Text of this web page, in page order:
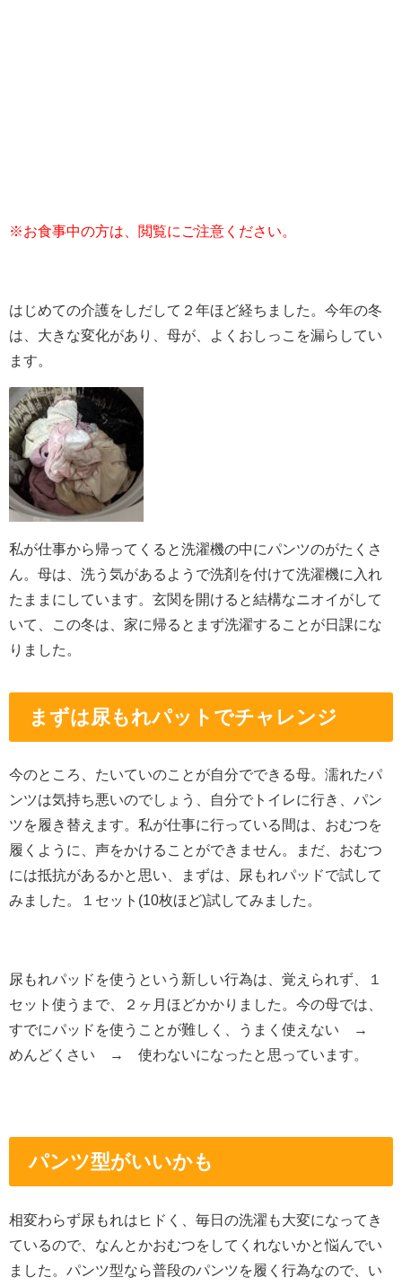
※お食事中の方は、閲覧にご注意ください。
はじめての介護をしだして２年ほど経ちました。今年の冬
は、大きな変化があり、母が、よくおしっこを漏らしてい
ます。
私が仕事から帰ってくると洗濯機の中にパンツのがたくさ
ん。母は、洗う気があるようで洗剤を付けて洗濯機に入れ
たままにしています。玄関を開けると結構なニオイがして
いて、この冬は、家に帰るとまず洗濯することが日課にな
りました。
まずは尿もれパットでチャレンジ
今のところ、たいていのことが自分でできる母。濡れたパ
ンツは気持ち悪いのでしょう、自分でトイレに行き、パン
ツを履き替えます。私が仕事に行っている間は、おむつを
履くように、声をかけることができません。まだ、おむつ
には抵抗があるかと思い、まずは、尿もれパッドで試して
みました。１セット(10枚ほど)試してみました。
尿もれパッドを使うという新しい行為は、覚えられず、１
セット使うまで、２ヶ月ほどかかりました。今の母では、
すでにパッドを使うことが難しく、うまく使えない →
めんどくさい → 使わないになったと思っています。
パンツ型がいいかも
相変わらず尿もれはヒドく、毎日の洗濯も大変になってき
ているので、なんとかおむつをしてくれないかと悩んでい
ました。パンツ型なら普段のパンツを履く行為なので、い